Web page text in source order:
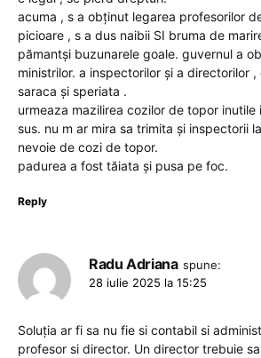
acuma , s a obținut legarea profesorilor
picioare , s a dus naibii SI bruma de
pămantși buzunarele goale. guvernul a
ministrilor. a inspectorilor și a directorilor ,
saraca și speriata .
urmeaza mazilirea cozilor de topor inutile
sus. nu m ar mira sa trimita și inspectorii
nevoie de cozi de topor.
padurea a fost tăiata și pusa pe foc.
Reply
Radu Adriana spune:
28 iulie 2025 la 15:25
Soluția ar fi sa nu fie si contabil si
profesor si director. Un director trebuie